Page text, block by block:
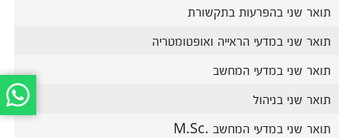
תואר שני בהפרעות בתקשורת
תואר שני במדעי הראייה ואופטומטריה
תואר שני במדעי המחשב
תואר שני בניהול
תואר שני במדעי המחשב .M.Sc